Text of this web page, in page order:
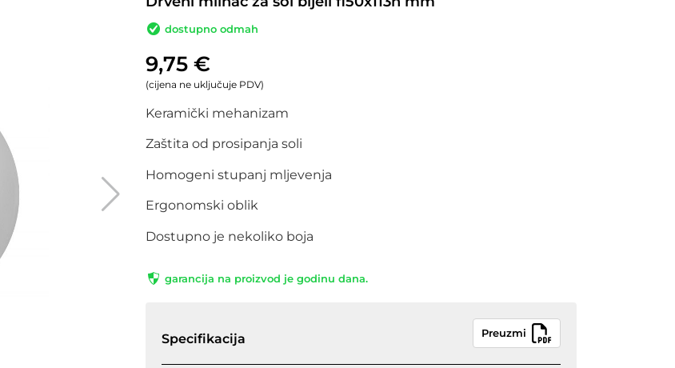
dostupno odmah
9,75 €
(cijena ne uključuje PDV)
Keramički mehanizam
Zaštita od prosipanja soli
Homogeni stupanj mljevenja
Ergonomski oblik
Dostupno je nekoliko boja
garancija na proizvod je godinu dana.
Specifikacija Preuzmi